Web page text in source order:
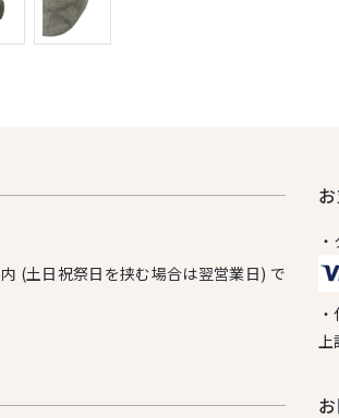
(土日祝祭日を挟む場合は翌営業日) で